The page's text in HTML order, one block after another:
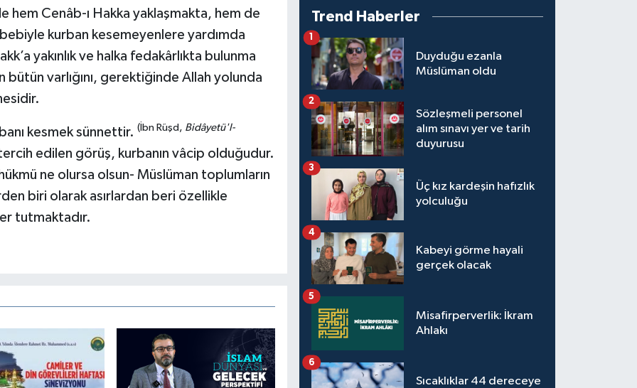
hem Cenâb-ı Hakka yaklaşmakta, hem de
kurban kesemeyenlere yardımda
yakınlık ve halka fedakârlıkta bulunma
bütün varlığını, gerektiğinde Allah yolunda
kesmek sünnettir. (İbn Rüşd, Bidâyetü'l-
edilen görüş, kurbanın vâcip olduğudur.
ne olursa olsun- Müslüman toplumların
biri olarak asırlardan beri özellikle
tutmaktadır.
Trend Haberler
Duyduğu ezanla
Müslüman oldu
Sözleşmeli personel
alım sınavı yer ve tarih
duyurusu
2
Üç kız kardeşin hafızlık
yolculuğu
3
Kabeyi görme hayali
gerçek olacak
4
Misafirperverlik: İkram
Ahlakı
5
Sıcaklıklar 44 dereceye
6